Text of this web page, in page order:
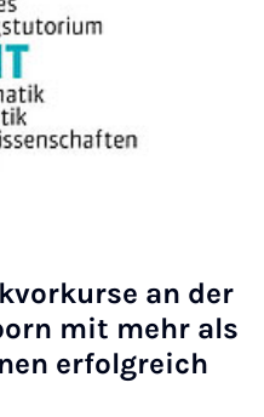
an der
mit mehr als
er­fol­greich